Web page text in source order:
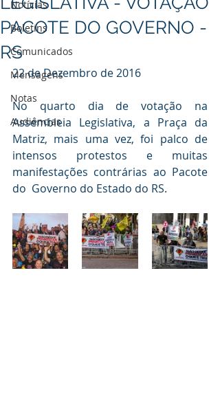
Notícias
Boletins
Comunicados
Mensagens
Notas
Audiências
PACOTE DO GOVERNO -
RS
22 de Dezembro de 2016
No quarto dia de votação na
Assembleia Legislativa, a Praça da
Matriz, mais uma vez, foi palco de
intensos protestos e muitas
manifestações contrárias ao Pacote
do  Governo do Estado do RS.